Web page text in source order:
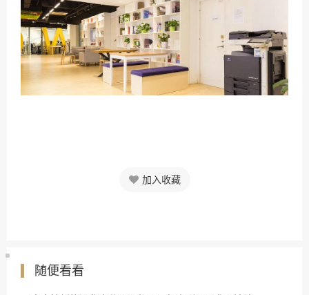
加入收藏
随便看看